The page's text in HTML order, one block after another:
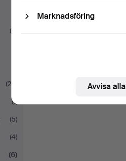
(4)
(24)
(1)
(5)
(4)
(6)
Marknadsföring
Avvisa alla